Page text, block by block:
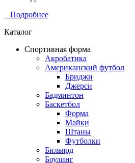
Подробнее
Каталог
Спортивная форма
Акробатика
Американский футбол
Бриджи
Джерси
Бадминтон
Баскетбол
Форма
Майки
Штаны
Футболки
Бильярд
Боулинг